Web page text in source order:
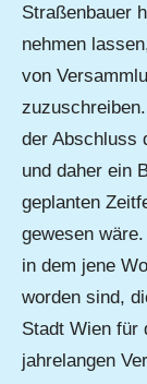
Straßenbauer
nehmen
von
der Abschluss
und daher ein
geplanten
gewesen
in dem jene
worden sind,
Stadt Wien für
jahrelangen